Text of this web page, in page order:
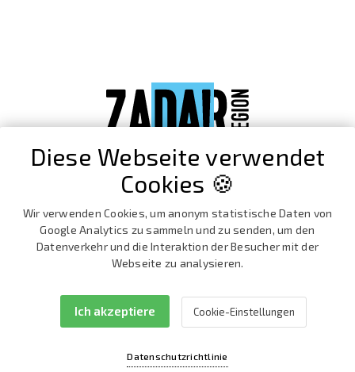
Instagram
Diese Webseite verwendet
Cookies 🍪
Wir verwenden Cookies, um anonym statistische Daten von
Google Analytics zu sammeln und zu senden, um den
Datenverkehr und die Interaktion der Besucher mit der
Webseite zu analysieren.
Datenschutzrichtlinie
Ich akzeptiere Cookie-Einstellungen